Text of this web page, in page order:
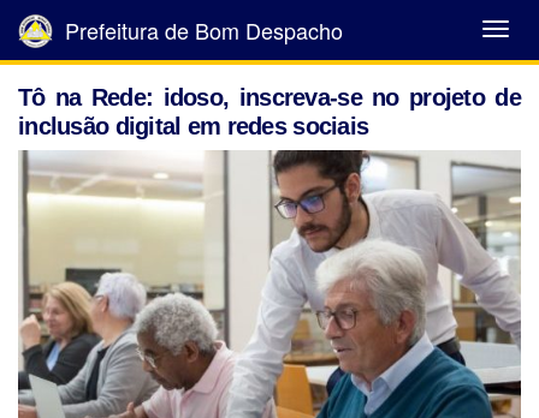
Abrir
Menu
Prefeitura de Bom Despacho
Tô na Rede: idoso, inscreva-se no projeto de
inclusão digital em redes sociais